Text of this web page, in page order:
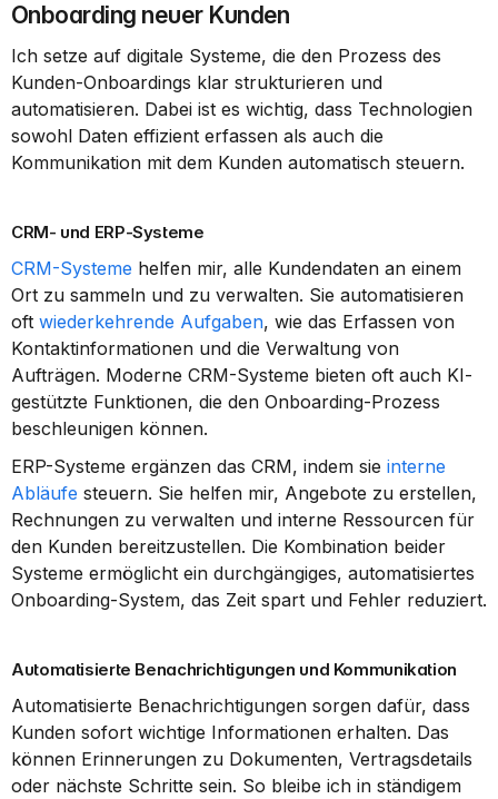
Onboarding neuer Kunden
Ich setze auf digitale Systeme, die den Prozess des
Kunden-Onboardings klar strukturieren und
automatisieren. Dabei ist es wichtig, dass Technologien
sowohl Daten effizient erfassen als auch die
Kommunikation mit dem Kunden automatisch steuern.
CRM- und ERP-Systeme
CRM-Systeme helfen mir, alle Kundendaten an einem
Ort zu sammeln und zu verwalten. Sie automatisieren
oft wiederkehrende Aufgaben, wie das Erfassen von
Kontaktinformationen und die Verwaltung von
Aufträgen. Moderne CRM-Systeme bieten oft auch KI-
gestützte Funktionen, die den Onboarding-Prozess
beschleunigen können.
ERP-Systeme ergänzen das CRM, indem sie interne
Abläufe steuern. Sie helfen mir, Angebote zu erstellen,
Rechnungen zu verwalten und interne Ressourcen für
den Kunden bereitzustellen. Die Kombination beider
Systeme ermöglicht ein durchgängiges, automatisiertes
Onboarding-System, das Zeit spart und Fehler reduziert.
Automatisierte Benachrichtigungen und Kommunikation
Automatisierte Benachrichtigungen sorgen dafür, dass
Kunden sofort wichtige Informationen erhalten. Das
können Erinnerungen zu Dokumenten, Vertragsdetails
oder nächste Schritte sein. So bleibe ich in ständigem